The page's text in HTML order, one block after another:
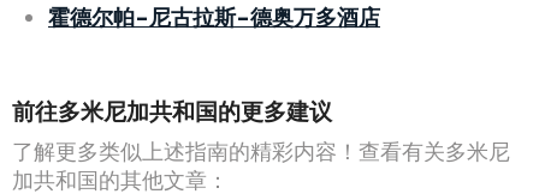
霍德尔帕-尼古拉斯-德奥万多酒店
前往多米尼加共和国的更多建议
了解更多类似上述指南的精彩内容！查看有关多米尼
加共和国的其他文章：